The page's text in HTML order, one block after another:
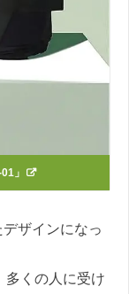
」
ザインになっ
多くの人に受け